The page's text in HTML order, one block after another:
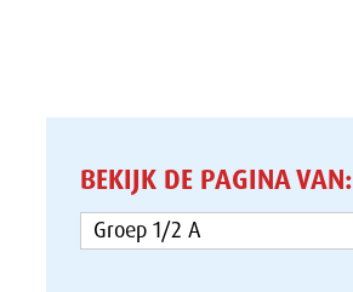
BEKIJK DE PAGINA VAN:
Groep 1/2 A